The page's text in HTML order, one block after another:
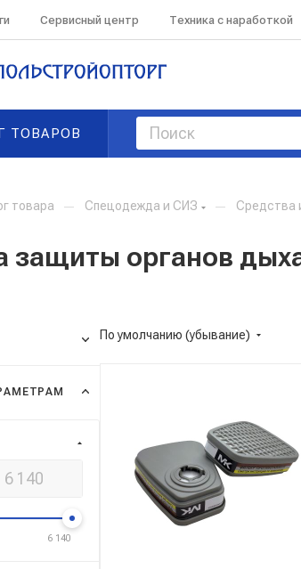
Сервисный центр Техника с наработкой
ТОВАРОВ
товара — Спецодежда и СИЗ — Средства
защиты органов
По умолчанию (убывание)
6 140